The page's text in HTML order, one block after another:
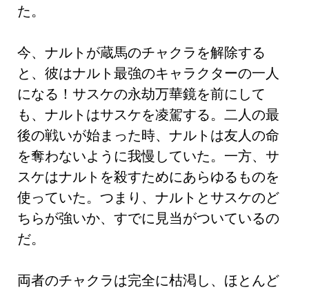
た。
今、ナルトが蔵馬のチャクラを解除する
と、彼はナルト最強のキャラクターの一人
になる！サスケの永劫万華鏡を前にして
も、ナルトはサスケを凌駕する。二人の最
後の戦いが始まった時、ナルトは友人の命
を奪わないように我慢していた。一方、サ
スケはナルトを殺すためにあらゆるものを
使っていた。つまり、ナルトとサスケのど
ちらが強いか、すでに見当がついているの
だ。
両者のチャクラは完全に枯渇し、ほとんど